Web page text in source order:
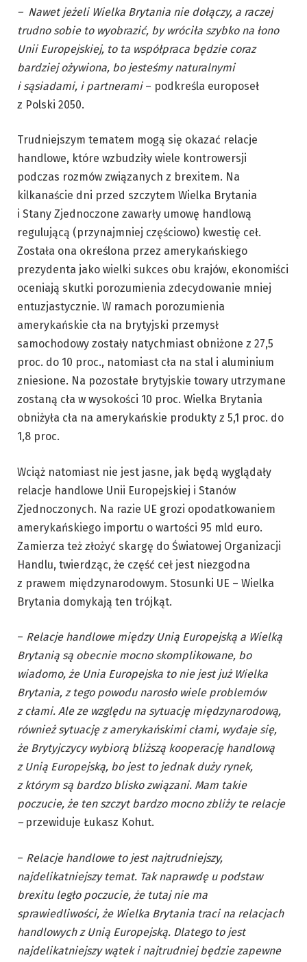
– Nawet jeżeli Wielka Brytania nie dołączy, a raczej
trudno sobie to wyobrazić, by wróciła szybko na łono
Unii Europejskiej, to ta współpraca będzie coraz
bardziej ożywiona, bo jesteśmy naturalnymi
i sąsiadami, i partnerami – podkreśla europoseł
z Polski 2050.
Trudniejszym tematem mogą się okazać relacje
handlowe, które wzbudziły wiele kontrowersji
podczas rozmów związanych z brexitem. Na
kilkanaście dni przed szczytem Wielka Brytania
i Stany Zjednoczone zawarły umowę handlową
regulującą (przynajmniej częściowo) kwestię ceł.
Została ona określona przez amerykańskiego
prezydenta jako wielki sukces obu krajów, ekonomiści
oceniają skutki porozumienia zdecydowanie mniej
entuzjastycznie. W ramach porozumienia
amerykańskie cła na brytyjski przemysł
samochodowy zostały natychmiast obniżone z 27,5
proc. do 10 proc., natomiast cła na stal i aluminium
zniesione. Na pozostałe brytyjskie towary utrzymane
zostaną cła w wysokości 10 proc. Wielka Brytania
obniżyła cła na amerykańskie produkty z 5,1 proc. do
1,8 proc.
Wciąż natomiast nie jest jasne, jak będą wyglądały
relacje handlowe Unii Europejskiej i Stanów
Zjednoczonych. Na razie UE grozi opodatkowaniem
amerykańskiego importu o wartości 95 mld euro.
Zamierza też złożyć skargę do Światowej Organizacji
Handlu, twierdząc, że część ceł jest niezgodna
z prawem międzynarodowym. Stosunki UE – Wielka
Brytania domykają ten trójkąt.
– Relacje handlowe między Unią Europejską a Wielką
Brytanią są obecnie mocno skomplikowane, bo
wiadomo, że Unia Europejska to nie jest już Wielka
Brytania, z tego powodu narosło wiele problemów
z cłami. Ale ze względu na sytuację międzynarodową,
również sytuację z amerykańskimi cłami, wydaje się,
że Brytyjczycy wybiorą bliższą kooperację handlową
z Unią Europejską, bo jest to jednak duży rynek,
z którym są bardzo blisko związani. Mam takie
poczucie, że ten szczyt bardzo mocno zbliży te relacje
–przewiduje Łukasz Kohut.
– Relacje handlowe to jest najtrudniejszy,
najdelikatniejszy temat. Tak naprawdę u podstaw
brexitu legło poczucie, że tutaj nie ma
sprawiedliwości, że Wielka Brytania traci na relacjach
handlowych z Unią Europejską. Dlatego to jest
najdelikatniejszy wątek i najtrudniej będzie zapewne